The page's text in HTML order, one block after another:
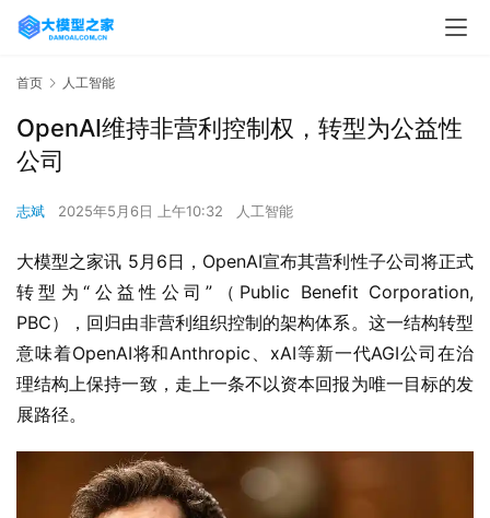
首页 人工智能
OpenAI维持非营利控制权，转型为公益性
公司
志斌 2025年5月6日 上午10:32 人工智能
大模型之家讯 5月6日，OpenAI宣布其营利性子公司将正式
转型为“公益性公司”（Public Benefit Corporation,
PBC），回归由非营利组织控制的架构体系。这一结构转型
意味着OpenAI将和Anthropic、xAI等新一代AGI公司在治
理结构上保持一致，走上一条不以资本回报为唯一目标的发
展路径。